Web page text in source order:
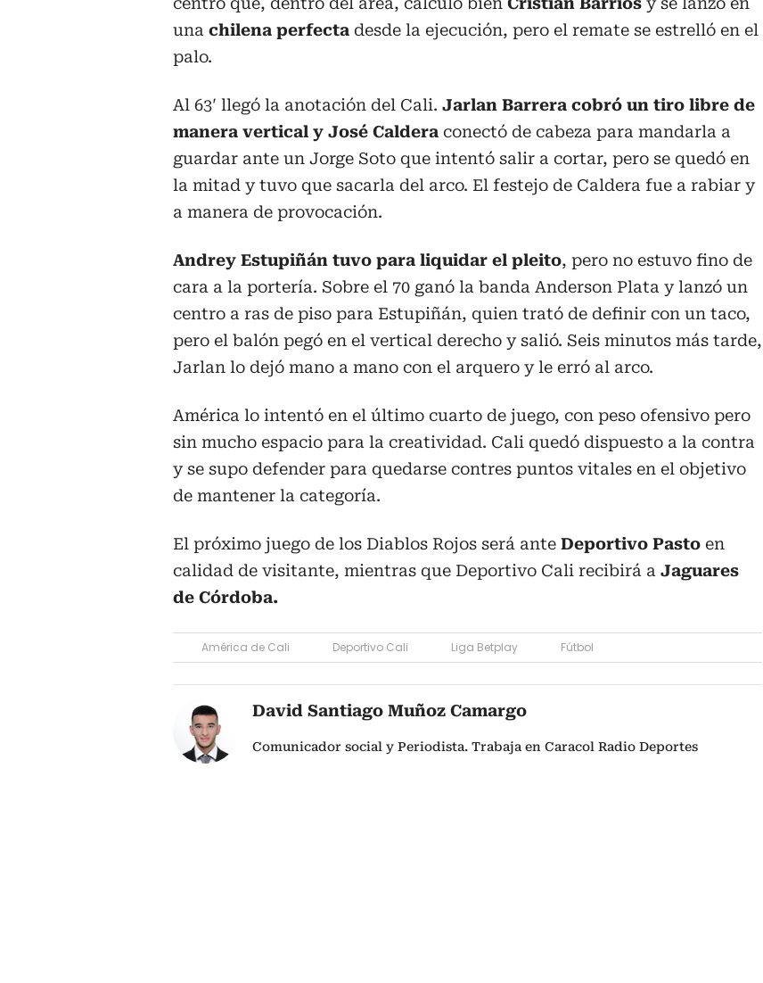
una chilena perfecta desde la ejecución, pero el remate se estrelló en el
palo.
Al 63′ llegó la anotación del Cali. Jarlan Barrera cobró un tiro libre de
manera vertical y José Caldera conectó de cabeza para mandarla a
guardar ante un Jorge Soto que intentó salir a cortar, pero se quedó en
la mitad y tuvo que sacarla del arco. El festejo de Caldera fue a rabiar y
a manera de provocación.
Andrey Estupiñán tuvo para liquidar el pleito, pero no estuvo fino de
cara a la portería. Sobre el 70 ganó la banda Anderson Plata y lanzó un
centro a ras de piso para Estupiñán, quien trató de definir con un taco,
pero el balón pegó en el vertical derecho y salió. Seis minutos más tarde,
Jarlan lo dejó mano a mano con el arquero y le erró al arco.
América lo intentó en el último cuarto de juego, con peso ofensivo pero
sin mucho espacio para la creatividad. Cali quedó dispuesto a la contra
y se supo defender para quedarse contres puntos vitales en el objetivo
de mantener la categoría.
El próximo juego de los Diablos Rojos será ante Deportivo Pasto en
calidad de visitante, mientras que Deportivo Cali recibirá a Jaguares
de Córdoba.
América de Cali Deportivo Cali Liga Betplay Fútbol
David Santiago Muñoz Camargo
Comunicador social y Periodista. Trabaja en Caracol Radio Deportes